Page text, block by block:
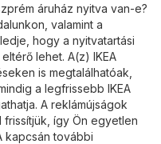
áruház nyitva van-e?
valamint a
hogy a nyitvatartási
lehet. A(z) IKEA
is megtalálhatóak,
a legfrissebb IKEA
A reklámújságok
így Ön egyetlen
kapcsán további